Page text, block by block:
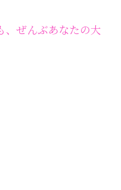
、ぜんぶあなたの大